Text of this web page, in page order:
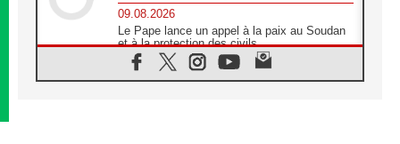
09.08.2026
Le Pape lance un appel à la paix au Soudan
et à la protection des civils
09.08.2026
Déclaration d'Addis-Abeba du SCEAM sur